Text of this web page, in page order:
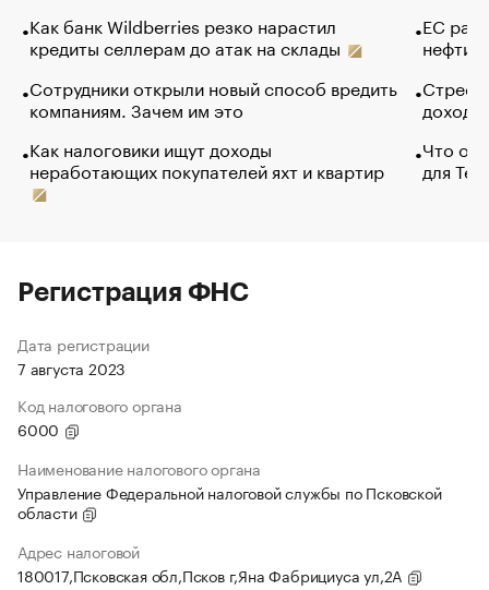
Как банк Wildberries резко нарастил
кредиты селлерам до атак на склады
Сотрудники открыли новый способ вредить
компаниям. Зачем им это
Как налоговики ищут доходы
неработающих покупателей яхт и квартир
ЕС
нефти
Что
для
Регистрация ФНС
Дата регистрации
7 августа 2023
Код налогового органа
6000
Наименование налогового органа
Управление Федеральной налоговой службы по Псковской
области
Адрес налоговой
180017,Псковская обл,Псков г,Яна Фабрициуса ул,2А